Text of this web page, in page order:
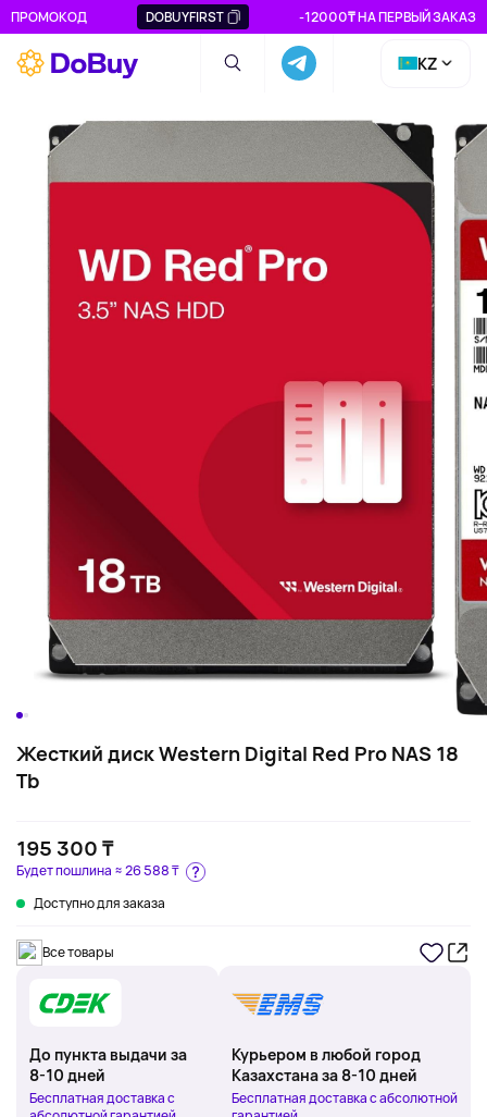
ПРОМОКОД DOBUYFIRST -12000₸ НА ПЕРВЫЙ ЗАКАЗ
KZ
Жесткий диск Western Digital Red Pro NAS 18
Tb
195 300 ₸
Доступно для заказа
Будет пошлина ≈26 588 ₸
Все товары
До пункта выдачи за
8-10 дней
Бесплатная доставка с
Курьером в любой город
Казахстана за 8-10 дней
Бесплатная доставка с абсолютной